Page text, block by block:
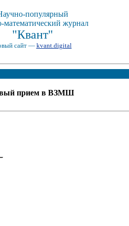
популярный
математический журнал
"Квант"
сайт — kvant.digital
прием в ВЗМШ